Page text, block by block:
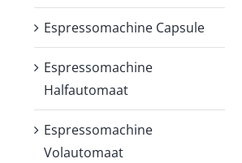
Espressomachine Capsule
Espressomachine
Halfautomaat
Espressomachine
Volautomaat